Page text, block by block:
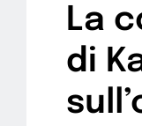
Pubblicazioni
La
di